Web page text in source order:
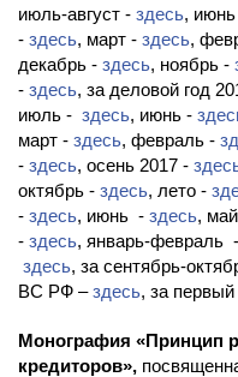
июль-август - здесь,
- здесь, март - здесь,
декабрь - здесь, ноябрь -
- здесь, за деловой год
июль - здесь, июнь -
март - здесь, февраль -
- здесь, осень 2017 -
октябрь - здесь, лето -
- здесь, июнь - здесь,
- здесь, январь-февраль -
здесь, за сентябрь-
ВС РФ –здесь, за
Монография «Принцип
кредиторов»,